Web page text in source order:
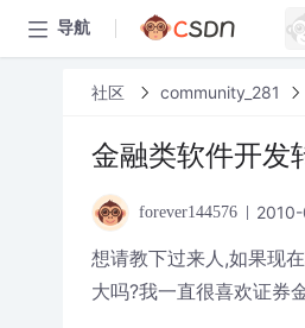
导航
社区 community_281
金融类软件开发
forever144576
想请教下过来人,如果现
大吗?我一直很喜欢证券